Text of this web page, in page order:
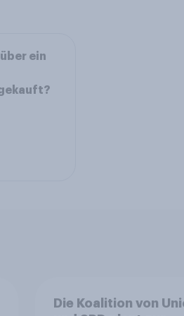
ein
Die Koalition von